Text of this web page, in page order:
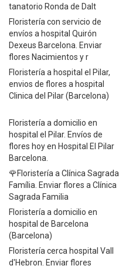
tanatorio Ronda de Dalt
Floristería con servicio de
envíos a hospital Quirón
Dexeus Barcelona. Enviar
flores Nacimientos y r
Floristería a hospital el Pilar,
envios de flores a hospital
Clinica del Pilar (Barcelona)
Floristería a domicilio en
hospital el Pilar. Envíos de
flores hoy en Hospital El Pilar
Barcelona.
🌹Floristería a Clínica Sagrada
Família. Enviar flores a Clínica
Sagrada Familia
Floristería a domicilio en
hospital de Barcelona
(Barcelona)
Floristería cerca hospital Vall
d'Hebron. Enviar flores